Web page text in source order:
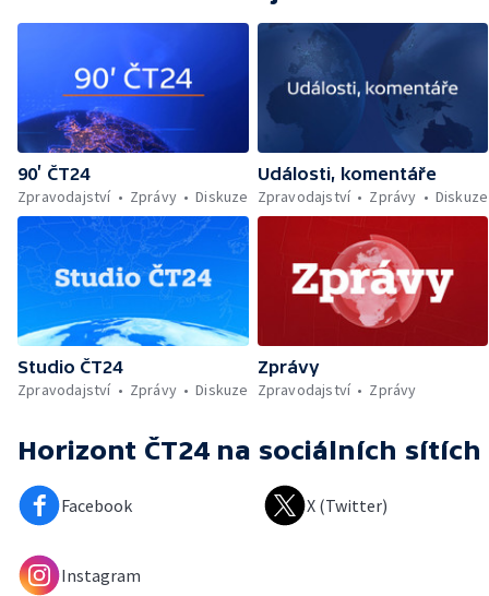
90’ ČT24
Zpravodajství
Zprávy Diskuze
Události, komentáře
Zpravodajství
Zprávy Diskuze
Studio ČT24
Zpravodajství
Zprávy Diskuze
Zprávy
Zpravodajství
Zprávy
Horizont ČT24 na sociálních sítích
Facebook X (Twitter)
Instagram